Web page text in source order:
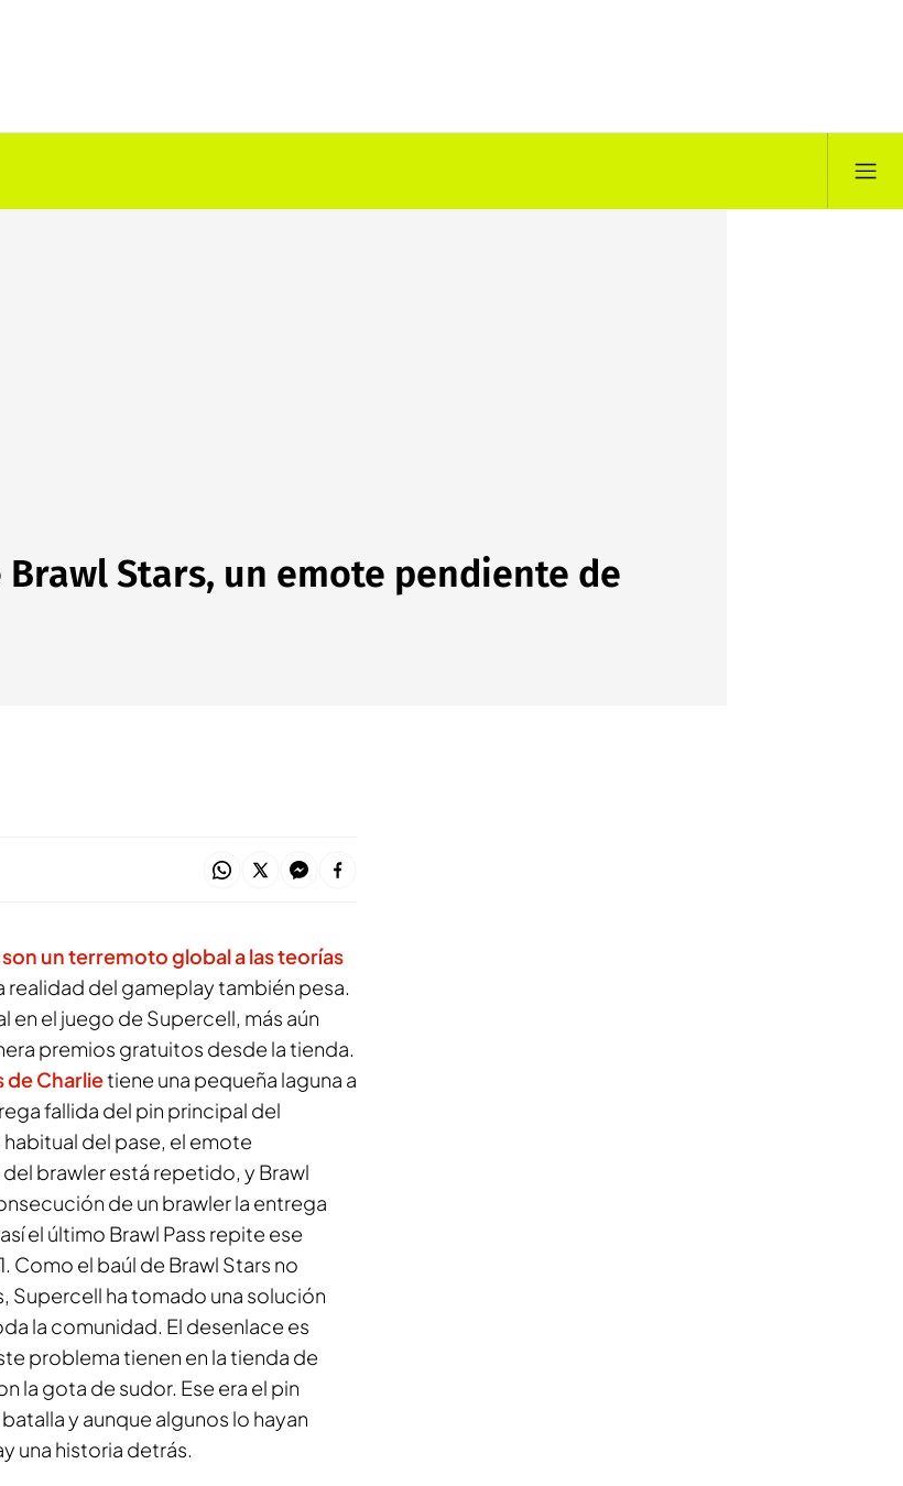
Stars, un emote pendiente de
un terremoto global a las teorías
realidad del gameplay también pesa.
en el juego de Supercell, más aún
premios gratuitos desde la tienda.
de Charlietiene una pequeña laguna a
fallida del pin principal del
del pase, el emote
brawler está repetido, y Brawl
de un brawler la entrega
el último Brawl Pass repite ese
Como el baúl de Brawl Stars no
Supercell ha tomado una solución
la comunidad. El desenlace es
problema tienen en la tienda de
la gota de sudor. Ese era el pin
y aunque algunos lo hayan
una historia detrás.